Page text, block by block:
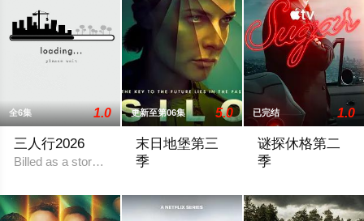
全6集 1.0
三人行2026
Billed as a story about love, sex and passion – a reflection of the
更新至第06集 5.0
末日地堡第三
季
已完结 1.0
谜探休格第二
季